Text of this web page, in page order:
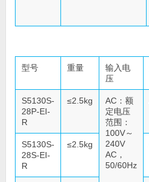
型号 重量
输入电
压
S5130S-
28P-EI-
R
≤2.5kg
AC：额
定电压
范围：
100V～
240V
AC，
50/60Hz
S5130S-
28S-EI-
R
≤2.5kg